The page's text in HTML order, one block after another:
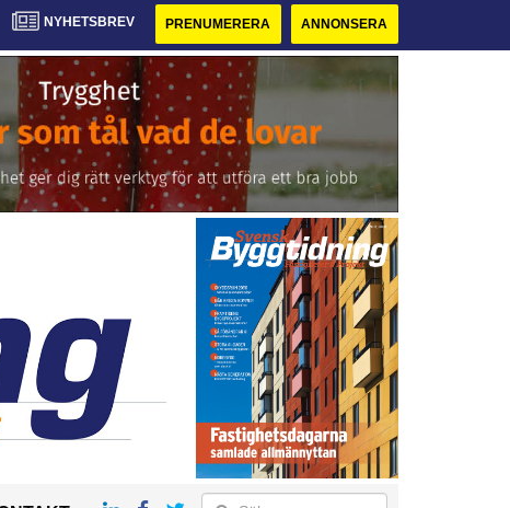
NYHETSBREV PRENUMERERA ANNONSERA